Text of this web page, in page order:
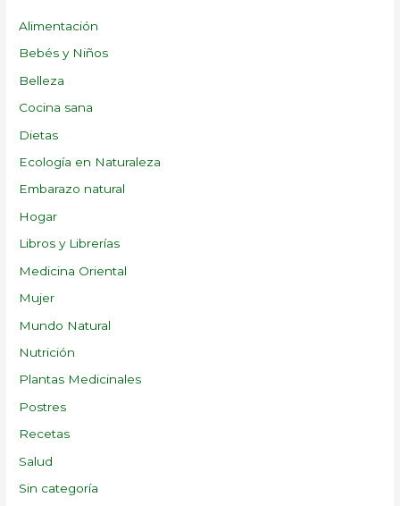
Alimentación
Bebés y Niños
Belleza
Cocina sana
Dietas
Ecología en Naturaleza
Embarazo natural
Hogar
Libros y Librerías
Medicina Oriental
Mujer
Mundo Natural
Nutrición
Plantas Medicinales
Postres
Recetas
Salud
Sin categoría